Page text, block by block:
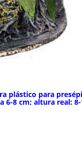
plástico para
6-8 cm; altura real: 8-